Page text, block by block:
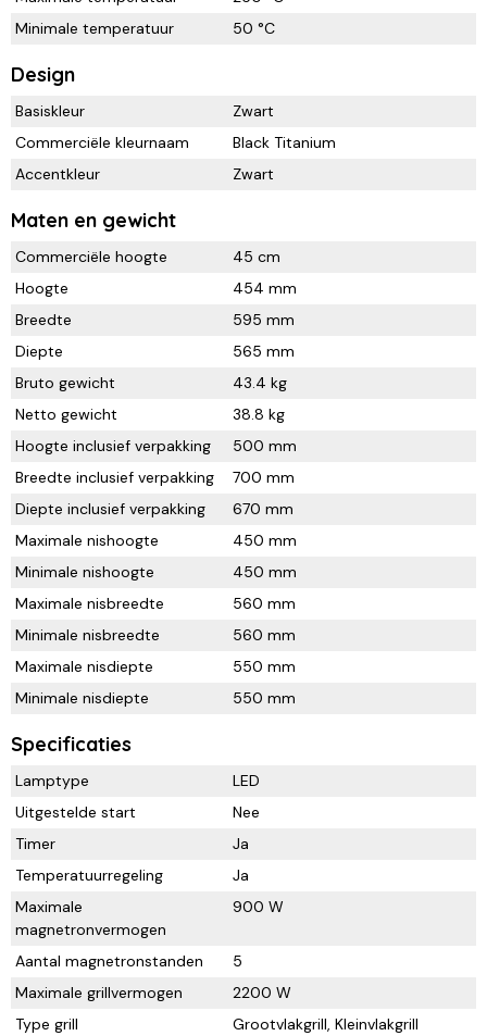
Minimale temperatuur
50 °C
Design
Basiskleur
Zwart
Commerciële kleurnaam
Black Titanium
Accentkleur
Zwart
Maten en gewicht
Commerciële hoogte
45 cm
Hoogte
454 mm
Breedte
595 mm
Diepte
565 mm
Bruto gewicht
43.4 kg
Netto gewicht
38.8 kg
Hoogte inclusief verpakking
500 mm
Breedte inclusief verpakking
700 mm
Diepte inclusief verpakking
670 mm
Maximale nishoogte
450 mm
Minimale nishoogte
450 mm
Maximale nisbreedte
560 mm
Minimale nisbreedte
560 mm
Maximale nisdiepte
550 mm
Minimale nisdiepte
550 mm
Specificaties
Lamptype
LED
Uitgestelde start
Nee
Timer
Ja
Temperatuurregeling
Ja
Maximale
magnetronvermogen
900 W
Aantal magnetronstanden
5
Maximale grillvermogen
2200 W
Type grill
Grootvlakgrill, Kleinvlakgrill